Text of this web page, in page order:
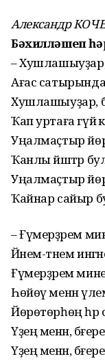
Александр
Бәхилләшеп
– Хушлашыуҙар,
Ағас
Хушлашыуҙар,
Ҡап уртаға гүйә
Уңалмаҫтыр
Ҡанлы йәштәр
Уңалмаҫтыр
Ҡайнар сайыр
– Ғүмерҙәрем
Йәнем-тәнем
Ғүмерҙәрем
Һөйөү менән
Йөрөтөрһөң һәр
Үҙең менән,
Үҙең менән,